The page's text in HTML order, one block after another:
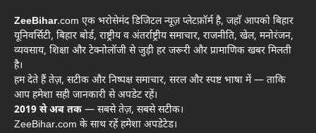
ZeeBihar.com एक भरोसेमंद डिजिटल न्यूज़ प्लेटफ़ॉर्म है, जहाँ आपको बिहार
यूनिवर्सिटी, बिहार बोर्ड, राष्ट्रीय व अंतर्राष्ट्रीय समाचार, राजनीति, खेल, मनोरंजन,
व्यवसाय, शिक्षा और टेक्नोलॉजी से जुड़ी हर जरूरी और प्रामाणिक खबर मिलती
है।
हम देते हैं तेज़, सटीक और निष्पक्ष समाचार, सरल और स्पष्ट भाषा में — ताकि
आप हमेशा सही जानकारी से अपडेट रहें।
2019 से अब तक — सबसे तेज़, सबसे सटीक।
ZeeBihar.com के साथ रहें हमेशा अपडेटेड।